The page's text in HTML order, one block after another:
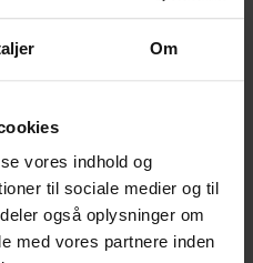
Om
vores indhold og
til sociale medier og til
også oplysninger om
med vores partnere inden